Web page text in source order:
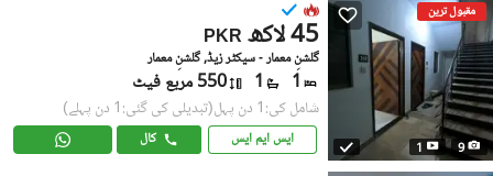
مقبول ترین
9
1
PKR 45 لاکھ
گلشنِ معمار - سیکٹر زیڈ, گلشنِ معمار
1
1 550 مربع فیٹ
شامل کی:1 دن پہل (تبدیلی کی گئی:1 دن پہلے)
ایس ایم ایس کال